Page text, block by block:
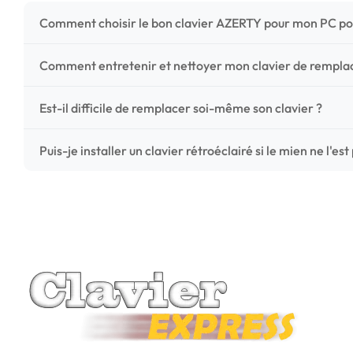
Comment choisir le bon clavier AZERTY pour mon PC
Pour ne pas vous tromper, vérifiez trois points critiques
Comment entretenir et nettoyer mon clavier de
Un entretien régulier prolonge la vie de vos touches.
Est-il difficile de remplacer soi-même son clavier ?
C'est une réparation accessible et très économique !
Puis-je installer un clavier rétroéclairé si le mien ne l'est